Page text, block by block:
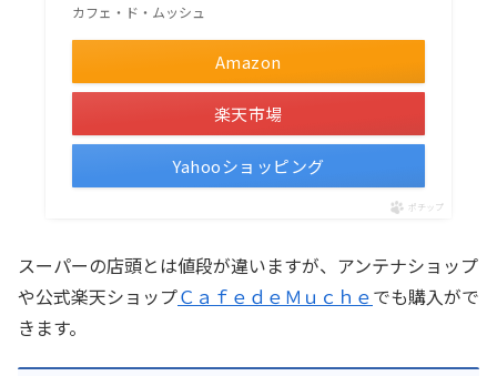
カフェ・ド・ムッシュ
Amazon
楽天市場
Yahooショッピング
ポチップ
スーパーの店頭とは値段が違いますが、アンテナショップ
や公式楽天ショップＣａｆｅｄｅＭｕｃｈｅでも購入がで
きます。